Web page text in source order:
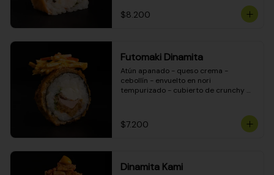
$8.200
Futomaki Dinamita
Atún apanado - queso crema -
cebollín - envuelto en nori
tempurizado - cubierto de crunchy
$7.200
Dinamita Kami